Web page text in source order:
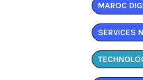
MAROC
SERVICES